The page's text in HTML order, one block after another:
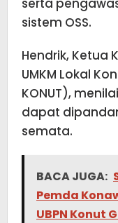
sistem OSS.
Hendrik, Ketua
UMKM Lokal
KONUT),
dapat
semata.
BACA JUGA:
Pemda
UBPN Konut